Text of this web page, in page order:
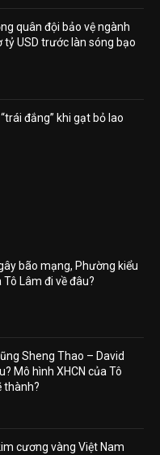
quân đội bảo vệ ngành
tỷ USD trước làn sóng bạo
đắng” khi gạt bỏ lao
bão mạng, Phường kiểu
Tô Lâm đi về đâu?
Sheng Thao – David
Mô hình XHCN của Tô
thành?
cương vàng Việt Nam